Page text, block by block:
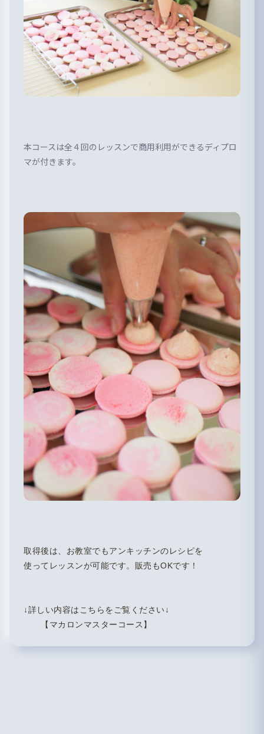
本コースは全４回のレッスンで商用利用ができるディプロ
マが付きます。
取得後は、お教室でもアンキッチンのレシピを
使ってレッスンが可能です。販売もOKです！
↓詳しい内容はこちらをご覧ください↓
【マカロンマスターコース】